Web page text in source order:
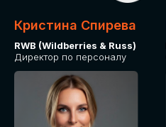
Кристина Спирева
RWB (Wildberries & Russ)
Директор по персоналу